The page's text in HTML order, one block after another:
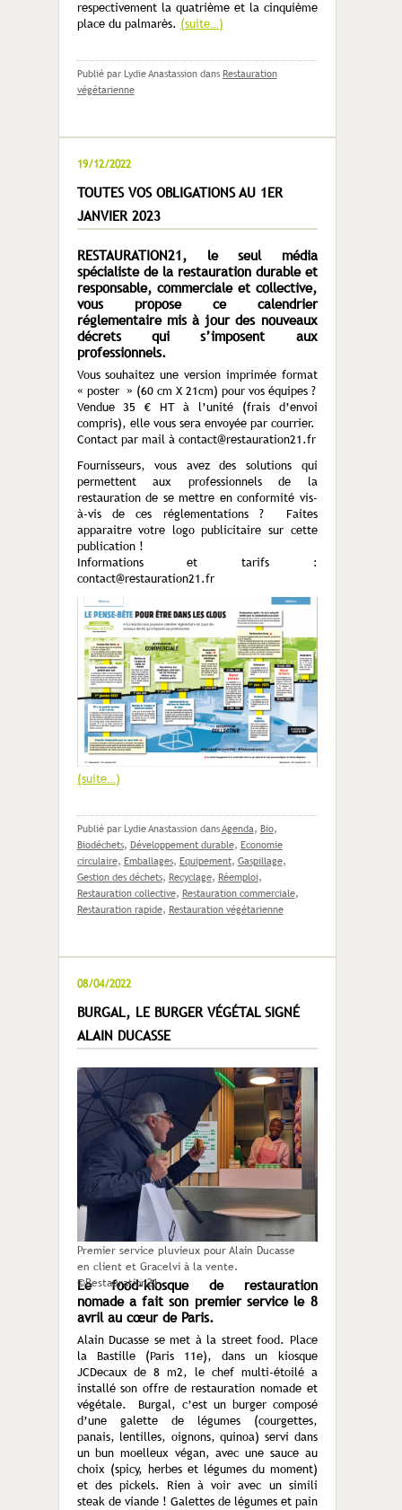
respectivement la quatrième et la cinquième
place du palmarès. (suite…)
Publié par Lydie Anastassion dans Restauration
végétarienne
19/12/2022
TOUTES VOS OBLIGATIONS AU 1ER
JANVIER 2023
RESTAURATION21, le seul média
spécialiste de la restauration durable et
responsable, commerciale et collective,
vous propose ce calendrier
réglementaire mis à jour des nouveaux
décrets qui s’imposent aux
professionnels.
Vous souhaitez une version imprimée format
« poster » (60 cm X 21cm) pour vos équipes ?
Vendue 35 € HT à l’unité (frais d’envoi
compris), elle vous sera envoyée par courrier.
Contact par mail à contact@restauration21.fr
Fournisseurs, vous avez des solutions qui
permettent aux professionnels de la
restauration de se mettre en conformité vis-
à-vis de ces réglementations ? Faites
apparaitre votre logo publicitaire sur cette
publication !
Informations et tarifs :
contact@restauration21.fr
(suite…)
Publié par Lydie Anastassion dansAgenda, Bio,
Biodéchets, Développement durable, Economie
circulaire, Emballages, Equipement, Gaspillage,
Gestion des déchets, Recyclage, Réemploi,
Restauration collective, Restauration commerciale,
Restauration rapide, Restauration végétarienne
08/04/2022
BURGAL, LE BURGER VÉGÉTAL SIGNÉ
ALAIN DUCASSE
Premier service pluvieux pour Alain Ducasse
en client et Gracelvi à la vente.
©Restauration21
Le food-kiosque de restauration
nomade a fait son premier service le 8
avril au cœur de Paris.
Alain Ducasse se met à la street food. Place
la Bastille (Paris 11e), dans un kiosque
JCDecaux de 8 m2, le chef multi-étoilé a
installé son offre de restauration nomade et
végétale. Burgal, c’est un burger composé
d’une galette de légumes (courgettes,
panais, lentilles, oignons, quinoa) servi dans
un bun moelleux végan, avec une sauce au
choix (spicy, herbes et légumes du moment)
et des pickels. Rien à voir avec un simili
steak de viande ! Galettes de légumes et pain